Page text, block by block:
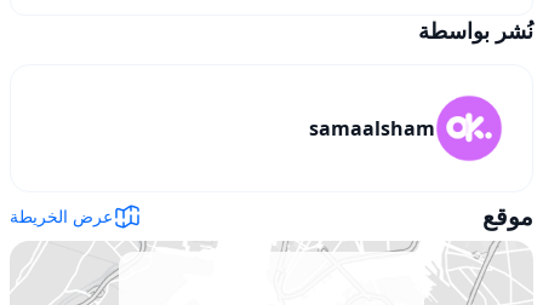
نُشر بواسطة
samaalsham
موقع عرض الخريطة